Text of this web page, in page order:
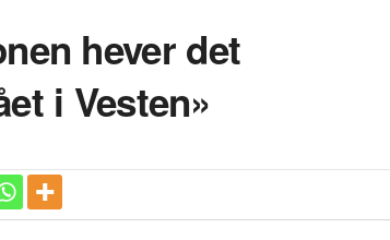
hever det
i Vesten»